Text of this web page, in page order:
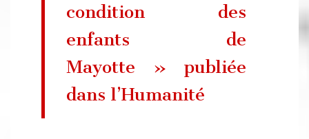
condition des
enfants de
Mayotte » publiée
dans l’Humanité